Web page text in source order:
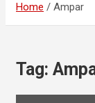
Home Ampar
Tag: